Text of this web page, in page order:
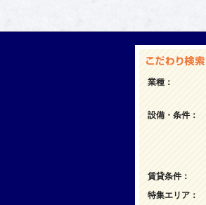
業種：
設備・条件：
賃貸条件：
特集エリア：